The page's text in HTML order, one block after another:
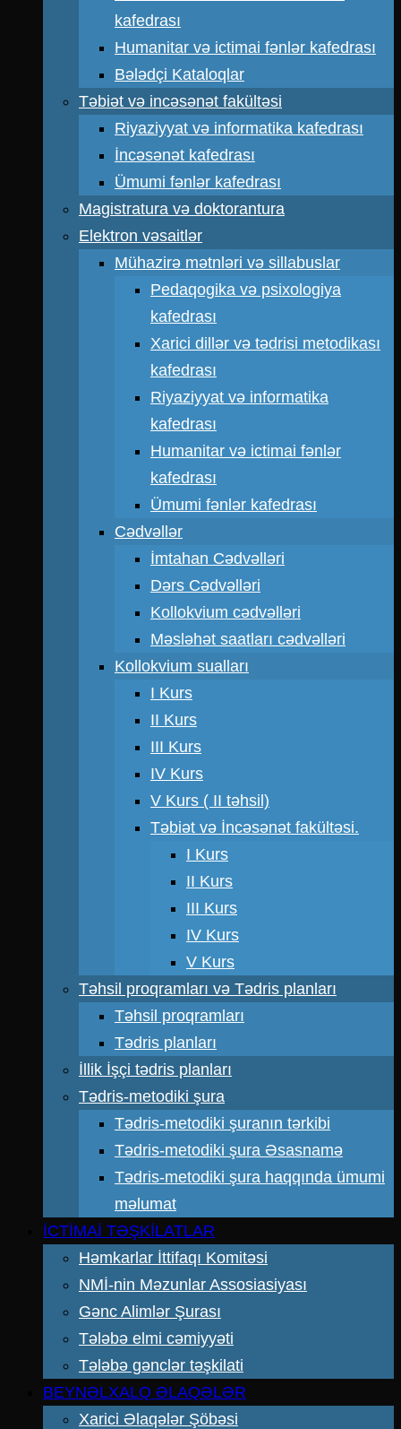
kafedrası
Humanitar və ictimai fənlər kafedrası
Bələdçi Kataloqlar
Təbiət və incəsənət fakültəsi
Riyaziyyat və informatika kafedrası
İncəsənət kafedrası
Ümumi fənlər kafedrası
Magistratura və doktorantura
Elektron vəsaitlər
Mühazirə mətnləri və sillabuslar
Pedaqogika və psixologiya
kafedrası
Xarici dillər və tədrisi metodikası
kafedrası
Riyaziyyat və informatika
kafedrası
Humanitar və ictimai fənlər
kafedrası
Ümumi fənlər kafedrası
Cədvəllər
İmtahan Cədvəlləri
Dərs Cədvəlləri
Kollokvium cədvəlləri
Məsləhət saatları cədvəlləri
Kollokvium sualları
I Kurs
II Kurs
III Kurs
IV Kurs
V Kurs ( II təhsil)
Təbiət və İncəsənət fakültəsi.
I Kurs
II Kurs
III Kurs
IV Kurs
V Kurs
Təhsil proqramları və Tədris planları
Təhsil proqramları
Tədris planları
İllik İşçi tədris planları
Tədris-metodiki şura
Tədris-metodiki şuranın tərkibi
Tədris-metodiki şura Əsasnamə
Tədris-metodiki şura haqqında ümumi
məlumat
İCTİMAİ TƏŞKİLATLAR
Həmkarlar İttifaqı Komitəsi
NMİ-nin Məzunlar Assosiasiyası
Gənc Alimlər Şurası
Tələbə elmi cəmiyyəti
Tələbə gənclər təşkilati
BEYNƏLXALQ ƏLAQƏLƏR
Xarici Əlaqələr Şöbəsi